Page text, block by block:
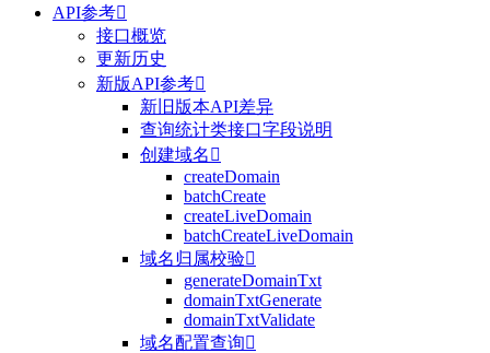
API参考
接口概览
更新历史
新版API参考
新旧版本API差异
查询统计类接口字段说明
创建域名 
createDomain
batchCreate
createLiveDomain
batchCreateLiveDomain
域名归属校验
generateDomainTxt
domainTxtGenerate
domainTxtValidate
域名配置查询